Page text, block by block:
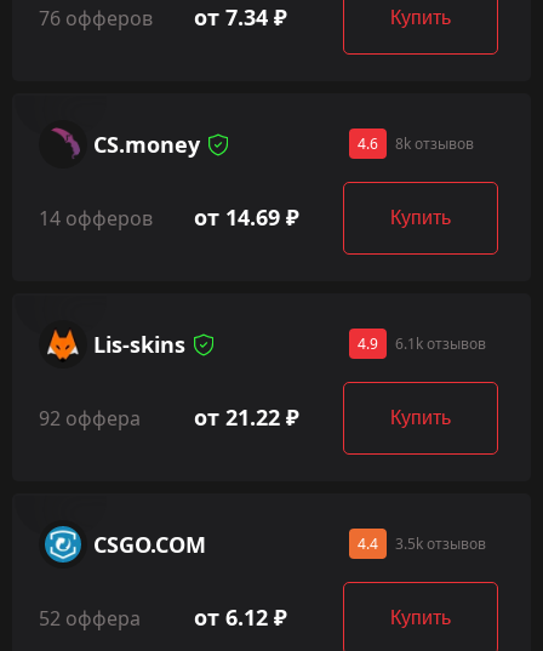
76 офферов от 7.34 ₽ Купить
CS.money 4.6 8k отзывов
14 офферов от 14.69 ₽ Купить
Lis-skins 4.9 6.1k отзывов
92 оффера от 21.22 ₽ Купить
CSGO.COM 4.4 3.5k отзывов
52 оффера от 6.12 ₽ Купить